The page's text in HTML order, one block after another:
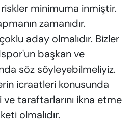
minimuma inmiştir.
zamanıdır.
aday olmalıdır. Bizler
başkan ve
söz söyleyebilmeliyiz.
icraatleri konusunda
taraftarlarını ikna etme
olmalıdır.